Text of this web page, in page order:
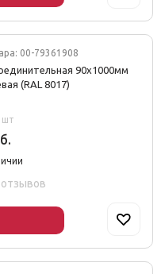
00-79361908
90х1000мм
(RAL 8017)
шт
отзывов